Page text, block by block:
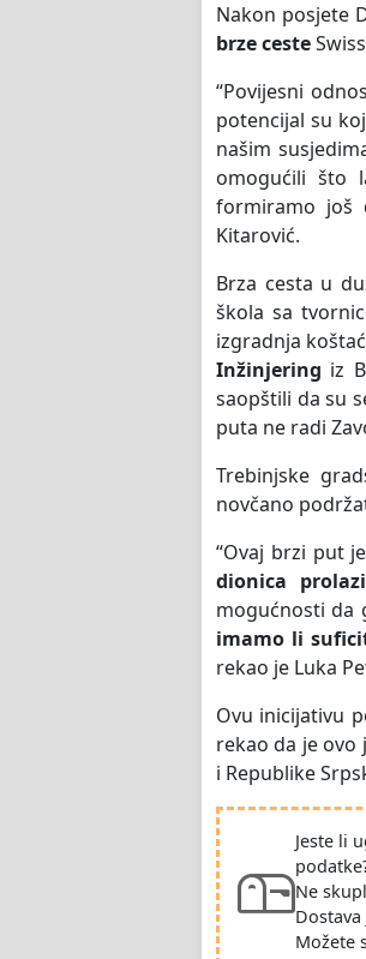
Nakon posjete
brze ceste
“Povijesni
potencijal su
našim
omogućili što
formiramo još
Kitarović.
Brza cesta u
škola sa
izgradnja
Inžinjering iz
saopštili da su
puta ne radi
Trebinjske
novčano
“Ovaj brzi put
dionica
mogućnosti da
imamo li
rekao je Luka
Ovu inicijativu
rekao da je
i Republike
Jeste li
Ne
Možete